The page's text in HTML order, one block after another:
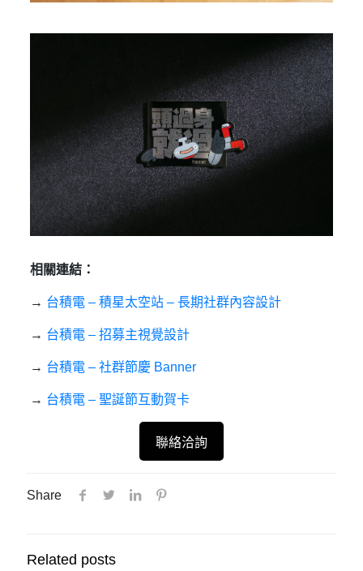
相關連結：
→ 台積電 – 積星太空站 – 長期社群內容設計
→ 台積電 – 招募主視覺設計
→ 台積電 – 社群節慶 Banner
→ 台積電 – 聖誕節互動賀卡
聯絡洽詢
Share
Related posts